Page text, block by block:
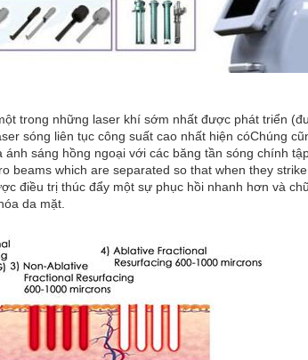
trong những laser khí sớm nhất được phát triển
sóng liên tục công suất cao nhất hiện cóChúng
sáng hồng ngoại với các băng tần sóng chính
beams which are separated so that when they
điều trị thúc đẩy một sự phục hồi nhanh hơn và
da mặt.